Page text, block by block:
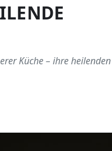
Küche – ihre heilenden